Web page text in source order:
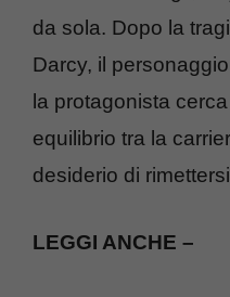
da sola. Dopo la
Darcy, il
la protagonista
equilibrio tra la
desiderio di
LEGGI ANCHE –